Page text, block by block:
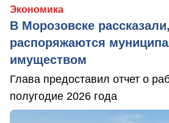
Экономика
В Морозовске
распоряжаются
имуществом
Глава предоставил отчет о
полугодие 2026 года